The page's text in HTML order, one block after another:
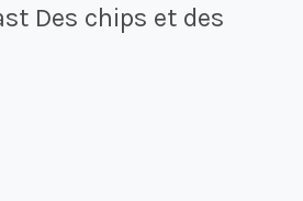
Des chips et des